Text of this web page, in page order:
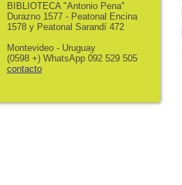
BIBLIOTECA "Antonio Pena"
Durazno 1577 - Peatonal Encina
1578 y Peatonal Sarandí 472
Montevideo - Uruguay
(0598 +) WhatsApp 092 529 505
contacto